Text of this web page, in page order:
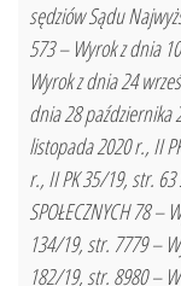
sędziów Sądu
573 – Wyrok z dnia
Wyrok z dnia 24
dnia 28 października
listopada 2020 r., II
r., II PK 35/19, str. 63
SPOŁECZNYCH 78
134/19, str. 7779 –
182/19, str. 8980 –